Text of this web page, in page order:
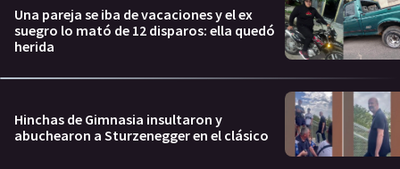
Una pareja se iba de vacaciones y el ex
suegro lo mató de 12 disparos: ella quedó
herida
Hinchas de Gimnasia insultaron y
abuchearon a Sturzenegger en el clásico